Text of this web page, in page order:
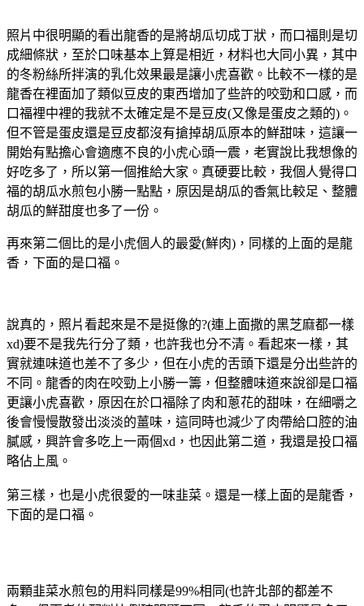
照片中很明顯的看出龍香的是將胡瓜切成丁狀，而口福則是切
成細條狀，至於口味基本上算是相近，材料也大同小異，其中
的冬粉絲所拌演的乳化效果最是讓小虎喜歡。比較不一樣的是
龍香在裡面加了類似豆皮的東西增加了些許的咬勁和口感，而
口福裡中裡的我就不太確定是不是豆皮(又像是蛋皮之類的)。
但不管是蛋皮還是豆皮都沒有搶掉胡瓜原本的鮮甜味，這讓一
開始有點擔心會適應不良的小虎心頭一震，老實說比我想像的
好吃多了，所以第一個推給大家。真硬要比較，我個人覺得口
福的胡瓜水煎包小勝一點點，原因是胡瓜的香氣比較足、整體
胡瓜的鮮甜度也多了一份。
再來第二個比的是小虎個人的最愛(鮮肉)，同樣的上面的是龍
香，下面的是口福。
說真的，照片看起來是不是挺像的?(連上面撒的黑芝麻都一樣
xd)要不是我先行分了類，也許我也分不清。看起來一樣，其
實就連味道也差不了多少，但在小虎的舌頭下還是分出些許的
不同。龍香的肉在咬勁上小勝一籌，但整體味道來說卻是口福
更讓小虎喜歡，原因在於口福除了肉和蔥花的甜味，在細嚼之
後會慢慢散發出淡淡的薑味，這同時也減少了肉帶給口腔的油
膩感，興許會多吃上一兩個xd，也因此第二道，我還是投口福
略佔上風。
第三樣，也是小虎很愛的一味韭菜。還是一樣上面的是龍香，
下面的是口福。
兩顆韭菜水煎包的用料同樣是99%相同(也許北部的都差不